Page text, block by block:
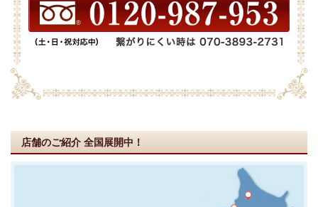
店舗のご紹介 全国展開中！